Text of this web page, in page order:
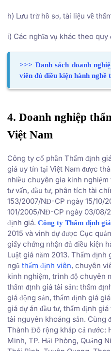
h) Lưu trữ hồ sơ, tài liệu về
i) Các nghĩa vụ khác theo quy
>>> Danh sách doanh
viên đủ điều kiện hành nghề
4. Doanh nghiệp
Việt Nam
Công ty cổ phần Thẩm định
giá uy tín tại Việt Nam được
nhiều chuyên gia kinh
tư vấn, đầu tư, phân tích tài
153/2007/NĐ-CP ngày 15/10/
101/2005/NĐ-CP ngày 03/08/
định giá. Công ty Thẩm định
2015 và vinh dự được Cục
giấy chứng nhận đủ điều kiện
Luật giá năm 2013. Thẩm
ngũ thẩm định viên, chuyên
kinh nghiệm, trình độ chuyên
thẩm định giá tài sản: thẩm
giá động sản, thẩm định giá
giá dự án đầu tư, thẩm định
tài nguyên khoáng sản. Cùng
Thành Đô rộng khắp cả nước:
Minh, TP. Hải Phòng, Quảng